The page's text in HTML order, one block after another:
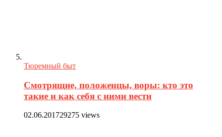
Тюремный быт
Смотрящие, положенцы, воры: кто это
такие и как себя с ними вести
02.06.201729275 views